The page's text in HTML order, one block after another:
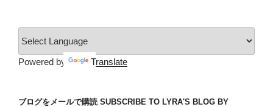
ー
Powered by Translate
ブログをメールで購読 SUBSCRIBE TO LYRA'S BLOG BY